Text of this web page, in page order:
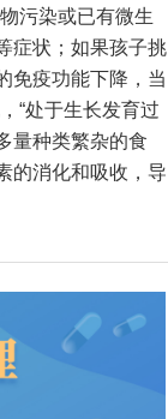
污染或已有微生
症状；如果孩子挑
免疫功能下降，当
“处于生长发育过
量种类繁杂的食
的消化和吸收，导